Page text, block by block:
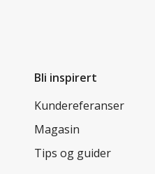
Bli inspirert
Kundereferanser
Magasin
Tips og guider